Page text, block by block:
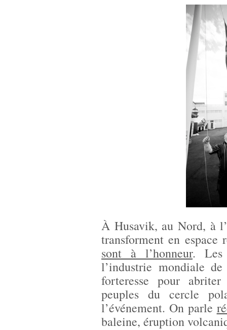
À Husavik, au Nord, à
transforment en
sont à l’honneur. Les
l’industrie mondiale
forteresse pour
peuples du cercle
l’événement. On parle
baleine, éruption